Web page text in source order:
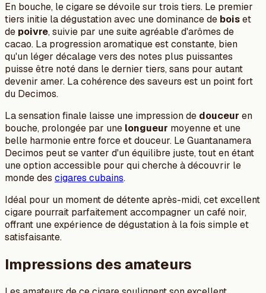
En bouche, le cigare se dévoile sur trois tiers. Le premier
tiers initie la dégustation avec une dominance de boiset
de poivre, suivie par une suite agréable d'arômes de
cacao. La progression aromatique est constante, bien
qu'un léger décalage vers des notes plus puissantes
puisse être noté dans le dernier tiers, sans pour autant
devenir amer. La cohérence des saveurs est un point fort
du Decimos.
La sensation finale laisse une impression de douceur en
bouche, prolongée par une longueur moyenne et une
belle harmonie entre force et douceur. Le Guantanamera
Decimos peut se vanter d'un équilibre juste, tout en étant
une option accessible pour qui cherche à découvrir le
monde des cigares cubains.
Idéal pour un moment de détente après-midi, cet excellent
cigare pourrait parfaitement accompagner un café noir,
offrant une expérience de dégustation à la fois simple et
satisfaisante.
Impressions des amateurs